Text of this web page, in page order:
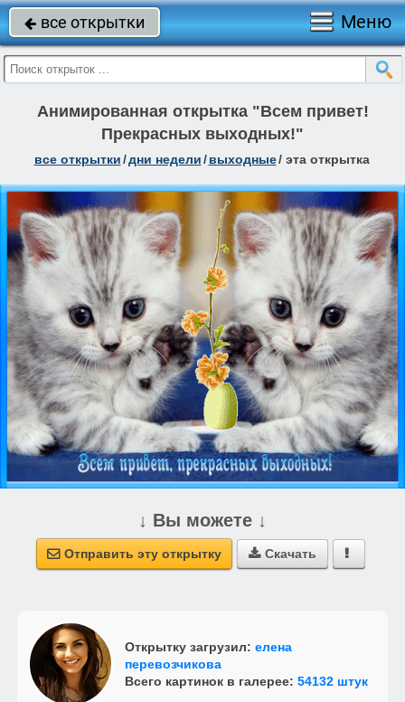
 все открытки Меню
Анимированная открытка "Всем привет!
Прекрасных выходных!"
все открытки/дни недели/ выходные/ эта открытка
↓ Вы можете ↓
 Отправить эту открытку  Скачать 
Открытку загрузил: елена
перевозчикова
Всего картинок в галерее: 54132 штук